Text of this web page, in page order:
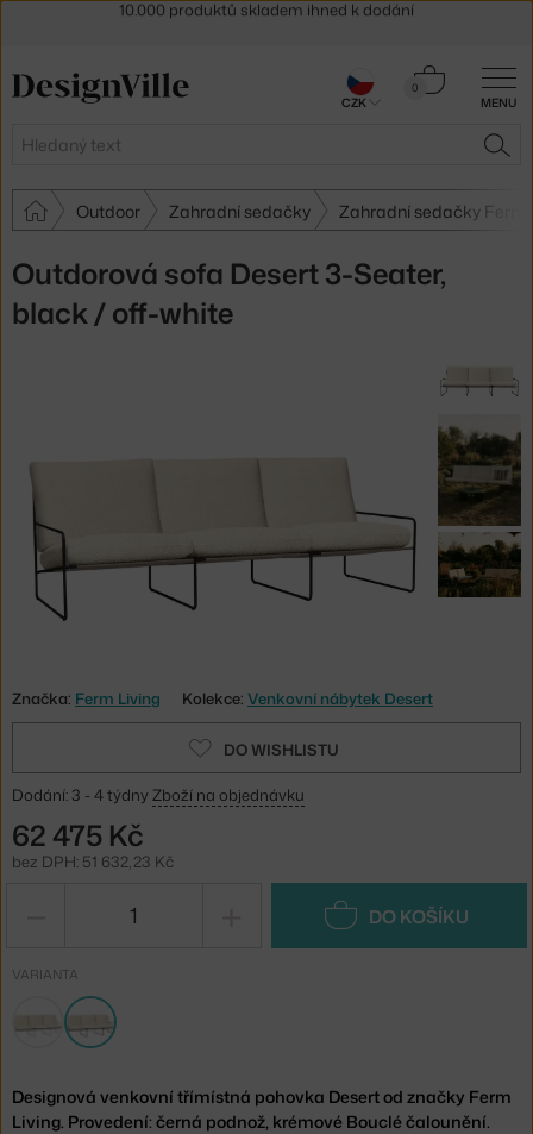
MENU
Hledat
0
Košík
Outdoor Zahradní sedačky Zahradní sedačky Ferm
Outdorová sofa Desert 3-Seater,
black / off-white
Značka: Ferm Living Kolekce: Venkovní nábytek Desert
DO WISHLISTU
Dodání: 3 - 4 týdny Zboží na objednávku
62 475 Kč
bez DPH: 51 632,23 Kč
DO KOŠÍKU
VARIANTA
Designová venkovní třímístná pohovka Desert od značky Ferm
Living. Provedení: černá podnož, krémové Bouclé čalounění.
30 dní na vrácení zboží
CZK